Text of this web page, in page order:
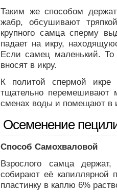
Таким же способом
жабр, обсушивают
крупного самца сперму
падает на икру,
Если самец маленький. То
вносят в икру.
К политой спермой
тщательно перемешивают
сменах воды и помещают в
Осеменение
Способ Самохваловой
Взрослого самца
собирают её капиллярной
пластинку в каплю 6%